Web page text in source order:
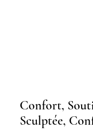
Confort,
Sculptée,